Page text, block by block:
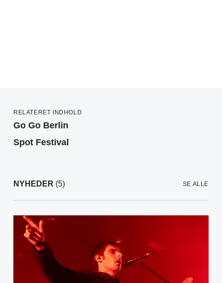
RELATERET INDHOLD
Go Go Berlin
Spot Festival
NYHEDER (5) SE ALLE